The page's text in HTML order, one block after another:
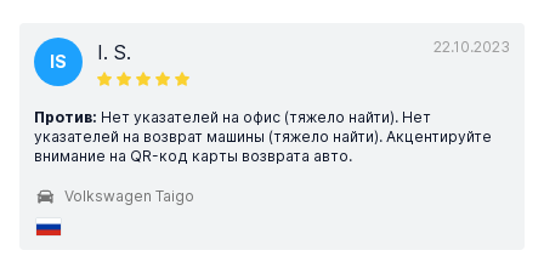
22.10.2023
IS I. S.
Против: Нет указателей на офис (тяжело найти). Нет
указателей на возврат машины (тяжело найти). Акцентируйте
внимание на QR-код карты возврата авто.
Volkswagen Taigo